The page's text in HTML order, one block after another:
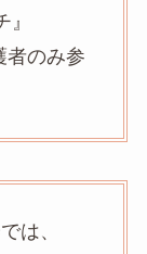
者のみ参
は、